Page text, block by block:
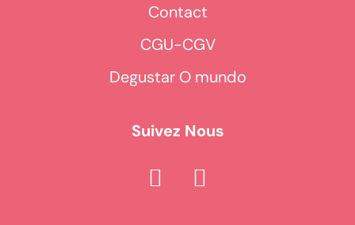
Contact
CGU-CGV
Degustar O mundo
Suivez Nous